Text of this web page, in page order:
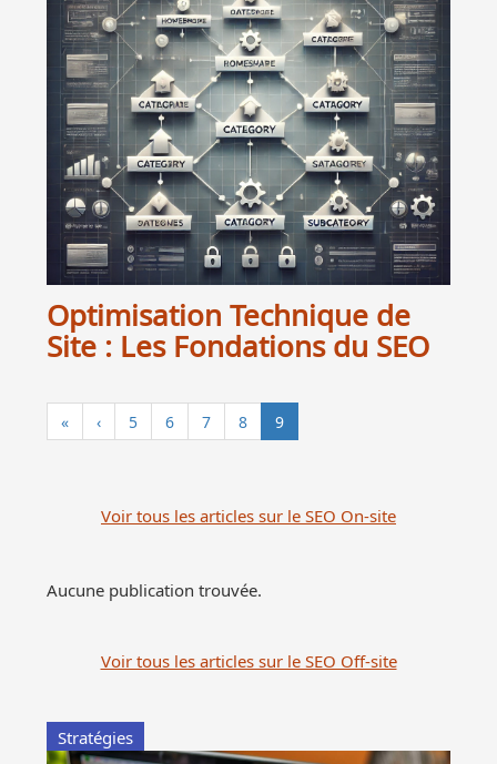
Optimisation Technique de
Site : Les Fondations du SEO
« ‹ 5 6 7 8 9
Voir tous les articles sur le SEO On-site
Aucune publication trouvée.
Voir tous les articles sur le SEO Off-site
Stratégies